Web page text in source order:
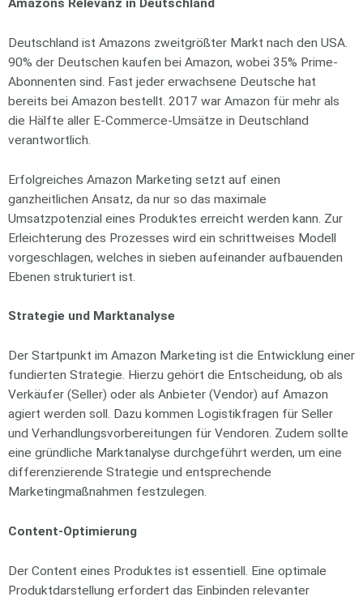
Amazons Relevanz in Deutschland
Deutschland ist Amazons zweitgrößter Markt nach den USA.
90% der Deutschen kaufen bei Amazon, wobei 35% Prime-
Abonnenten sind. Fast jeder erwachsene Deutsche hat
bereits bei Amazon bestellt. 2017 war Amazon für mehr als
die Hälfte aller E-Commerce-Umsätze in Deutschland
verantwortlich.
Erfolgreiches Amazon Marketing setzt auf einen
ganzheitlichen Ansatz, da nur so das maximale
Umsatzpotenzial eines Produktes erreicht werden kann. Zur
Erleichterung des Prozesses wird ein schrittweises Modell
vorgeschlagen, welches in sieben aufeinander aufbauenden
Ebenen strukturiert ist.
Strategie und Marktanalyse
Der Startpunkt im Amazon Marketing ist die Entwicklung einer
fundierten Strategie. Hierzu gehört die Entscheidung, ob als
Verkäufer (Seller) oder als Anbieter (Vendor) auf Amazon
agiert werden soll. Dazu kommen Logistikfragen für Seller
und Verhandlungsvorbereitungen für Vendoren. Zudem sollte
eine gründliche Marktanalyse durchgeführt werden, um eine
differenzierende Strategie und entsprechende
Marketingmaßnahmen festzulegen.
Content-Optimierung
Der Content eines Produktes ist essentiell. Eine optimale
Produktdarstellung erfordert das Einbinden relevanter